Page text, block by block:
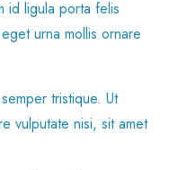
id ligula porta felis
urna mollis ornare
tristique. Ut
vulputate nisi, sit amet